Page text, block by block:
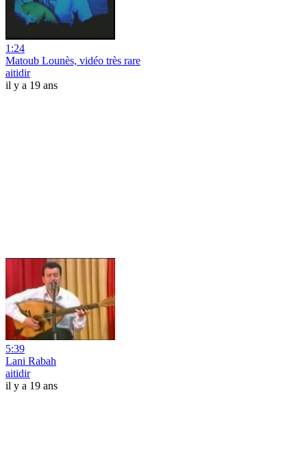
1:24
Matoub Lounès, vidéo très rare
aitidir
il y a 19 ans
5:39
Lani Rabah
aitidir
il y a 19 ans